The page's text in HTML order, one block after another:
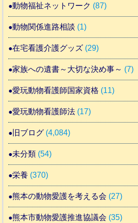
動物福祉ネットワーク (87)
動物関係進路相談 (1)
在宅看護介護グッズ (29)
家族への遺書～大切な決め事～ (7)
愛玩動物看護師国家資格 (11)
愛玩動物看護師法 (17)
旧ブログ (4,084)
未分類 (54)
栄養 (370)
熊本の動物愛護を考える会 (27)
熊本市動物愛護推進協議会 (35)